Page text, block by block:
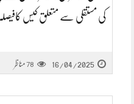
کی مستقلی سے متعلق کیس کافیصلہ
16/04/2025
78مناظر